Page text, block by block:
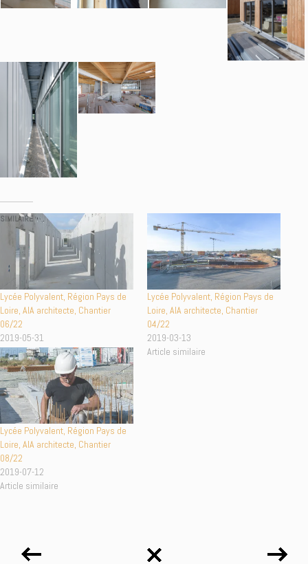
SIMILAIRE
Lycée Polyvalent, Région Pays de
Loire, AIA architecte, Chantier
06/22
2019-05-31
Article similaire
Lycée Polyvalent, Région Pays de
Loire, AIA architecte, Chantier
04/22
2019-03-13
Article similaire
Lycée Polyvalent, Région Pays de
Loire, AIA architecte, Chantier
08/22
2019-07-12
Article similaire